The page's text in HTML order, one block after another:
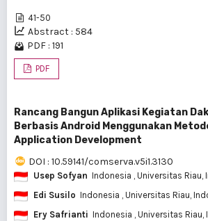
41-50
Abstract : 584
PDF : 191
PDF
Rancang Bangun Aplikasi Kegiatan
Berbasis Android Menggunakan
Application Development
DOI : 10.59141/comserva.v5i1.3130
Usep Sofyan Indonesia , Universitas Riau,
Edi Susilo Indonesia , Universitas Riau,
Ery Safrianti Indonesia , Universitas Riau,